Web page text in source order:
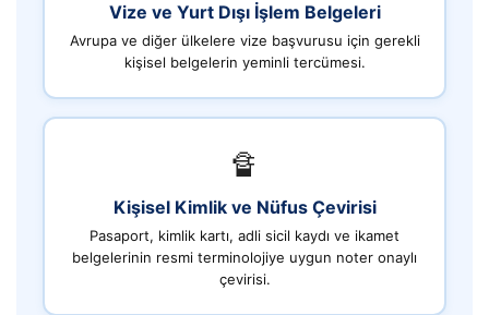
Vize ve Yurt Dışı İşlem Belgeleri
Avrupa ve diğer ülkelere vize başvurusu için gerekli
kişisel belgelerin yeminli tercümesi.
🔏
Kişisel Kimlik ve Nüfus Çevirisi
Pasaport, kimlik kartı, adli sicil kaydı ve ikamet
belgelerinin resmi terminolojiye uygun noter onaylı
çevirisi.